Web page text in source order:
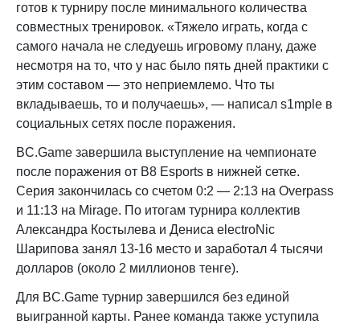
готов к турниру после минимального количества
совместных тренировок. «Тяжело играть, когда с
самого начала не следуешь игровому плану, даже
несмотря на то, что у нас было пять дней практики с
этим составом — это неприемлемо. Что ты
вкладываешь, то и получаешь», — написал s1mple в
социальных сетях после поражения.
BC.Game завершила выступление на чемпионате
после поражения от B8 Esports в нижней сетке.
Серия закончилась со счетом 0:2 — 2:13 на Overpass
и 11:13 на Mirage. По итогам турнира коллектив
Александра Костылева и Дениса electroNic
Шарипова занял 13-16 место и заработал 4 тысячи
долларов (около 2 миллионов тенге).
Для BC.Game турнир завершился без единой
выигранной карты. Ранее команда также уступила